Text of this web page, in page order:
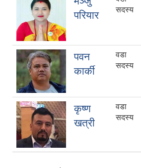
परियार
सदस्य
पवन
कार्की
वडा
सदस्य
कृष्ण
खत्री
वडा
सदस्य